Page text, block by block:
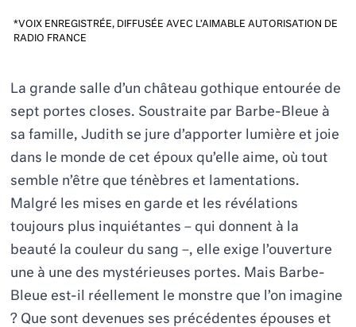
*VOIX ENREGISTRÉE, DIFFUSÉE AVEC L’AIMABLE AUTORISATION DE
RADIO FRANCE
À PROPOS
La grande salle d’un château gothique entourée de
sept portes closes. Soustraite par Barbe-Bleue à
sa famille, Judith se jure d’apporter lumière et joie
dans le monde de cet époux qu’elle aime, où tout
semble n’être que ténèbres et lamentations.
Malgré les mises en garde et les révélations
toujours plus inquiétantes – qui donnent à la
beauté la couleur du sang –, elle exige l’ouverture
une à une des mystérieuses portes. Mais Barbe-
Bleue est-il réellement le monstre que l’on imagine
? Que sont devenues ses précédentes épouses et